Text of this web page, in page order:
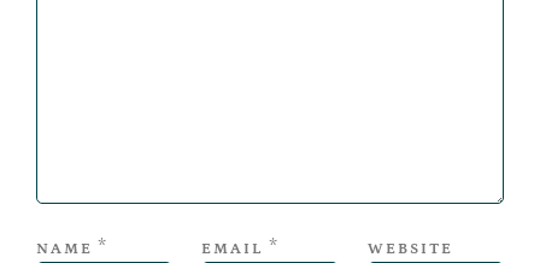
NAME * EMAIL * WEBSITE